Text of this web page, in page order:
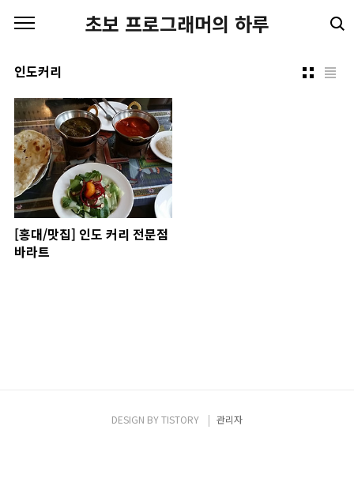
초보 프로그래머의 하루
인도커리
[홍대/맛집] 인도 커리 전문점
바라트
DESIGN BYTISTORY 관리자